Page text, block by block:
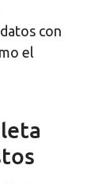
con
el